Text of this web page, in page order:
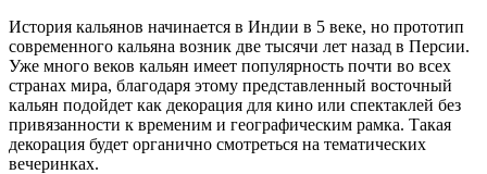
История кальянов начинается в Индии в 5 веке, но прототип
современного кальяна возник две тысячи лет назад в Персии.
Уже много веков кальян имеет популярность почти во всех
странах мира, благодаря этому представленный восточный
кальян подойдет как декорация для кино или спектаклей без
привязанности к временим и географическим рамка. Такая
декорация будет органично смотреться на тематических
вечеринках.